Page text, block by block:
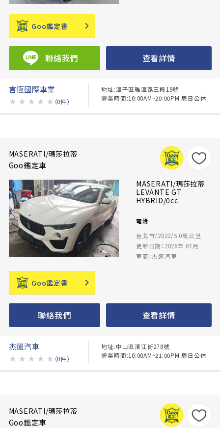
Goo鑑定書
聯絡我們 查看詳情
言恆國際車業
★ ★ ★ ★ ★ （0件）
地址:潭子區雅潭路三段19號
營業時間:10:00AM~20:00PM 周日公休
MASERATI/瑪莎拉蒂
Goo鑑定車
MASERATI/瑪莎拉蒂
LEVANTE GT
HYBRID/0cc
電洽
台北市/2022/5.0萬公里
更新日期：2026年 07月
車商：杰運汽車
Goo鑑定書
聯絡我們 查看詳情
杰運汽車
★ ★ ★ ★ ★ （0件）
地址:中山區濱江街278號
營業時間:10:00AM~21:00PM 周日公休
MASERATI/瑪莎拉蒂
Goo鑑定車